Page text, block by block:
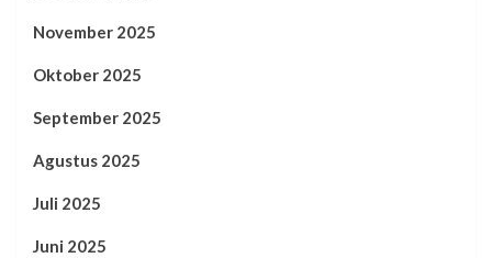
November 2025
Oktober 2025
September 2025
Agustus 2025
Juli 2025
Juni 2025